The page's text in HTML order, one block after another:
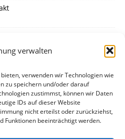
verwalten
verwenden wir Technologien wie
zu speichern und/oder darauf
zustimmst, können wir Daten
IDs auf dieser Website
nicht erteilst oder zurückziehst,
Funktionen beeinträchtigt werden.